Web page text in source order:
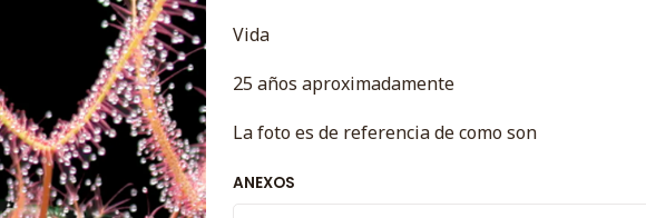
Vida
25 años aproximadamente
La foto es de referencia de como son
ANEXOS